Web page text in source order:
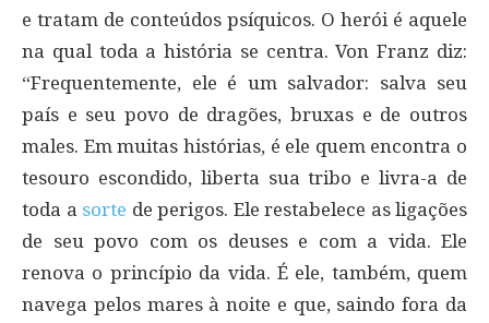
e tratam de conteúdos psíquicos. O herói é aquele
na qual toda a história se centra. Von Franz diz:
“Frequentemente, ele é um salvador: salva seu
país e seu povo de dragões, bruxas e de outros
males. Em muitas histórias, é ele quem encontra o
tesouro escondido, liberta sua tribo e livra-a de
toda a sorte de perigos. Ele restabelece as ligações
de seu povo com os deuses e com a vida. Ele
renova o princípio da vida. É ele, também, quem
navega pelos mares à noite e que, saindo fora da